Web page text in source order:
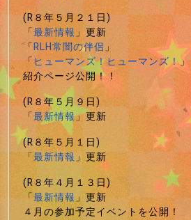
(R８年５月２１日)
「最新情報」更新
「RLH常闇の伴侶」
「ヒューマンズ！ヒューマンズ！」
紹介ページ公開！！
(R８年５月９日)
「最新情報」更新
(R８年５月１日)
「最新情報」更新
(R８年４月１３日)
「最新情報」更新
４月の参加予定イベントを公開！